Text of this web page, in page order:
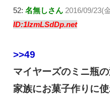
52: 名無しさん 2016/09/23(
ID:1IzmLSdDp.net
>>49
マイヤーズのミニ瓶
家族にお菓子作りに